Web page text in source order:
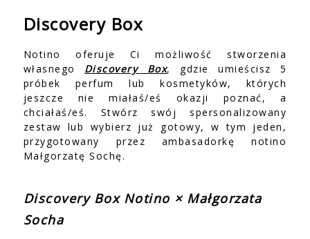
Discovery Box
Notino oferuje Ci możliwość stworzenia
własnego Discovery Box, gdzie umieścisz 5
próbek perfum lub kosmetyków, których
jeszcze nie miałaś/eś okazji poznać, a
chciałaś/eś. Stwórz swój spersonalizowany
zestaw lub wybierz już gotowy, w tym jeden,
przygotowany przez ambasadorkę notino
Małgorzatę Sochę.
Discovery Box Notino × Małgorzata
Socha